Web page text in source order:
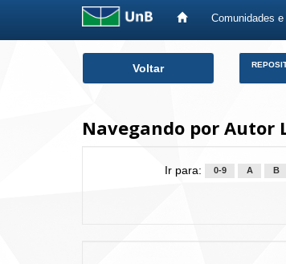
Comunidades
Voltar
Navegando por Autor
Ir para: 0-9 A B